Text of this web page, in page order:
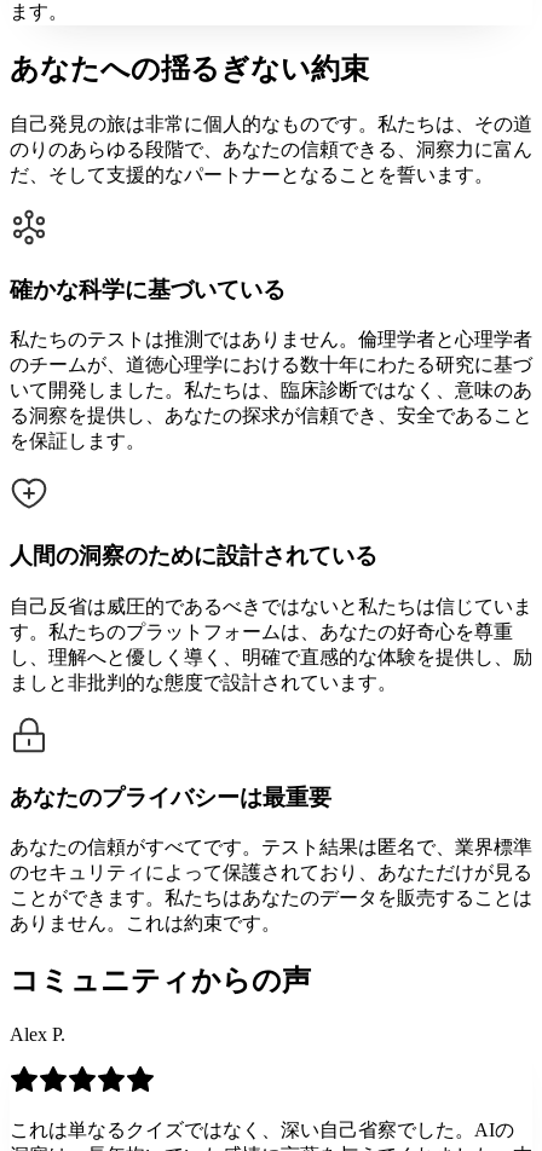
ます。
あなたへの揺るぎない約束
自己発見の旅は非常に個人的なものです。私たちは、その道
のりのあらゆる段階で、あなたの信頼できる、洞察力に富ん
だ、そして支援的なパートナーとなることを誓います。
確かな科学に基づいている
私たちのテストは推測ではありません。倫理学者と心理学者
のチームが、道徳心理学における数十年にわたる研究に基づ
いて開発しました。私たちは、臨床診断ではなく、意味のあ
る洞察を提供し、あなたの探求が信頼でき、安全であること
を保証します。
人間の洞察のために設計されている
自己反省は威圧的であるべきではないと私たちは信じていま
す。私たちのプラットフォームは、あなたの好奇心を尊重
し、理解へと優しく導く、明確で直感的な体験を提供し、励
ましと非批判的な態度で設計されています。
あなたのプライバシーは最重要
あなたの信頼がすべてです。テスト結果は匿名で、業界標準
のセキュリティによって保護されており、あなただけが見る
ことができます。私たちはあなたのデータを販売することは
ありません。これは約束です。
コミュニティからの声
Alex P.
これは単なるクイズではなく、深い自己省察でした。AIの